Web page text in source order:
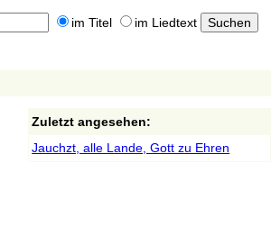
im Titel im Liedtext
Zuletzt angesehen:
Jauchzt, alle Lande, Gott zu Ehren